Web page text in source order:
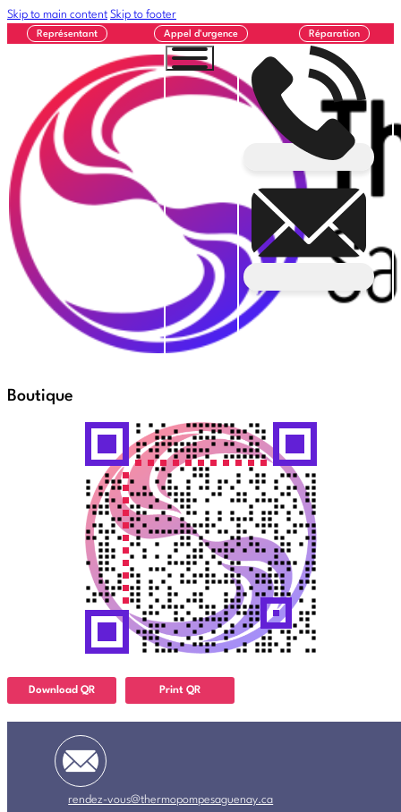
Skip to main content Skip to footer
Représentant Appel d'urgence Réparation
Boutique
Download QR Print QR
rendez-vous@thermopompesaguenay.ca